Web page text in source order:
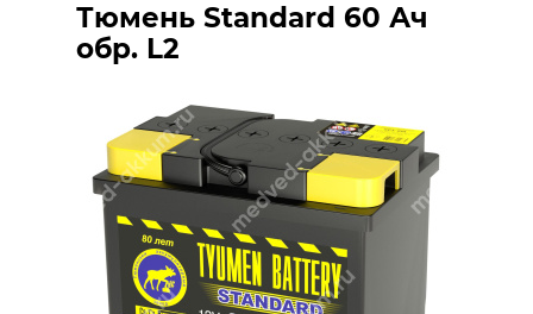
Тюмень Standard 60 Ач
обр. L2